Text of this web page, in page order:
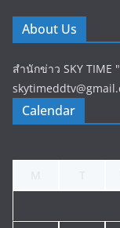
About Us
สำนักข่าว SKY
Calendar